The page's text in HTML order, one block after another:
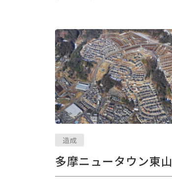
造成
多摩ニュータウン東山